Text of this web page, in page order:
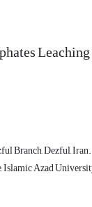
Branch, Dezful, Iran.
Azad